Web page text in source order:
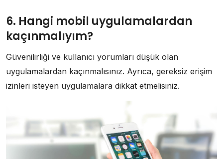
6. Hangi mobil uygulamalardan
kaçınmalıyım?
Güvenilirliği ve kullanıcı yorumları düşük olan
uygulamalardan kaçınmalısınız. Ayrıca, gereksiz erişim
izinleri isteyen uygulamalara dikkat etmelisiniz.